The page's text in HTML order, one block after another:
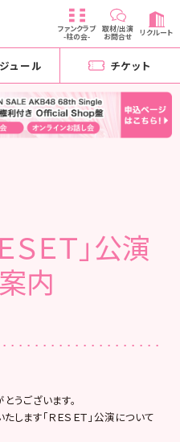
ファンクラブ
-柱の会-
取材/出演
お問合せ リクルート
ュール チケット
ＥＴ」公演
内
うございます。
ます「ＲＥＳＥＴ」公演について